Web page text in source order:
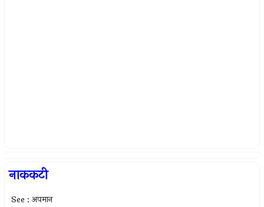
नाककटी
See : अपमान